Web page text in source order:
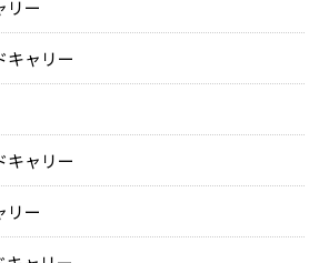
リー
キャリー
キャリー
リー